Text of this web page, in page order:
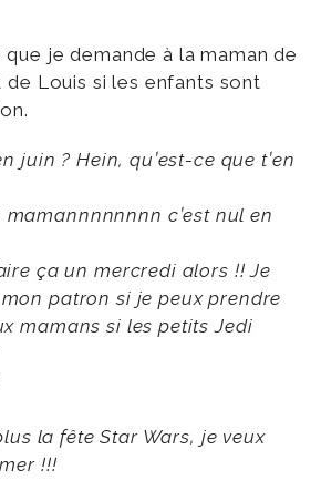
je demande à la maman de
de Louis si les enfants sont
juin ? Hein, qu’est-ce que t’en
mamannnnnnnn c’est nul en
ça un mercredi alors !! Je
patron si je peux prendre
mamans si les petits Jedi
la fête Star Wars, je veux
!!!